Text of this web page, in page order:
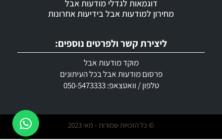
ליצירת קשר ולפרטים נוספים:
מוקד מודעות אבל
פרסום מודעות אבל בכל העיתונים
טלפון / וואטצאפ: 050-5473333
דוגמאות לגדלי מודעות אבל
מחירון למודעות אבל בידיעות אחרונות
© כל הזכויות שמורות - מאי 2023